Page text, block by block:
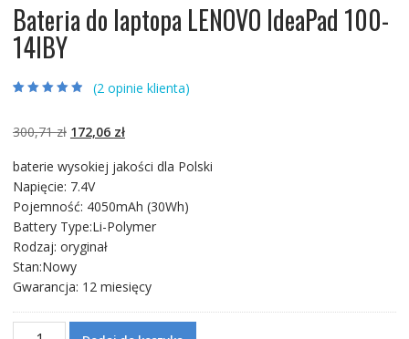
Bateria do laptopa LENOVO IdeaPad 100-
14IBY
ocen klientów
(2opinie klienta)
300,71zł Pierwotna
wynosiła:
300,71 zł.
172,06 złAktualna
wynosi:
baterie wysokiej jakości dla Polski
Napięcie: 7.4V
Pojemność: 4050mAh (30Wh)
Battery Type:Li-Polymer
Rodzaj: oryginał
Stan:Nowy
Gwarancja: 12 miesięcy